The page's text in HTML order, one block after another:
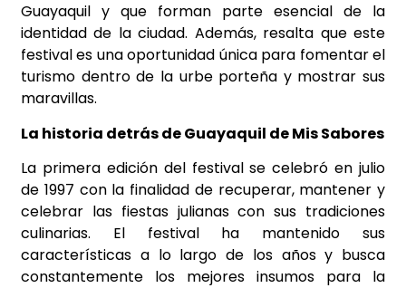
Guayaquil y que forman parte esencial de la
identidad de la ciudad. Además, resalta que este
festival es una oportunidad única para fomentar el
turismo dentro de la urbe porteña y mostrar sus
maravillas.
La historia detrás de Guayaquil de Mis Sabores
La primera edición del festival se celebró en julio
de 1997 con la finalidad de recuperar, mantener y
celebrar las fiestas julianas con sus tradiciones
culinarias. El festival ha mantenido sus
características a lo largo de los años y busca
constantemente los mejores insumos para la